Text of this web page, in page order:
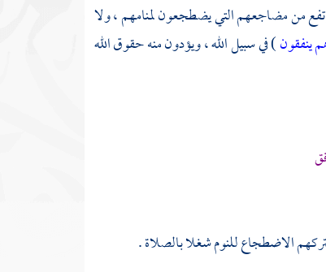
من مضاجعهم التي يضطجعون لمنامهم ، ولا
ينفقون) في سبيل الله ، ويؤدون منه حقوق الله
الاضطجاع للنوم شغلا بالصلاة .